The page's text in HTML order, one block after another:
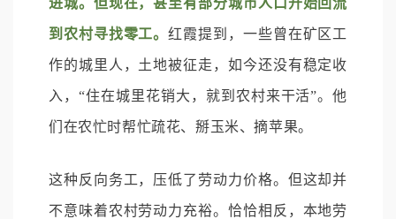
到农村寻找零工。红霞提到，一些曾在矿区工
作的城里人，土地被征走，如今还没有稳定收
入，“住在城里花销大，就到农村来干活”。他
们在农忙时帮忙疏花、掰玉米、摘苹果。
这种反向务工，压低了劳动力价格。但这却并
不意味着农村劳动力充裕。恰恰相反，本地劳